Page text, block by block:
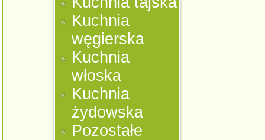
Kuchnia
węgierska
Kuchnia
włoska
Kuchnia
żydowska
Pozostałe